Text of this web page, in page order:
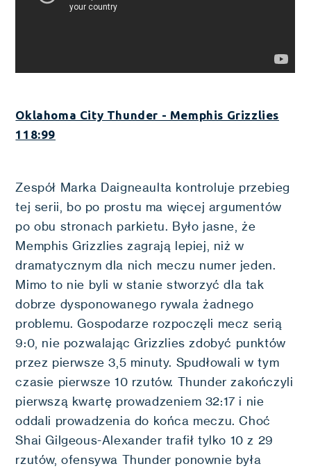
Oklahoma City Thunder - Memphis Grizzlies
118:99
Zespół Marka Daigneaulta kontroluje przebieg
tej serii, bo po prostu ma więcej argumentów
po obu stronach parkietu. Było jasne, że
Memphis Grizzlies zagrają lepiej, niż w
dramatycznym dla nich meczu numer jeden.
Mimo to nie byli w stanie stworzyć dla tak
dobrze dysponowanego rywala żadnego
problemu. Gospodarze rozpoczęli mecz serią
9:0, nie pozwalając Grizzlies zdobyć punktów
przez pierwsze 3,5 minuty. Spudłowali w tym
czasie pierwsze 10 rzutów. Thunder zakończyli
pierwszą kwartę prowadzeniem 32:17 i nie
oddali prowadzenia do końca meczu. Choć
Shai Gilgeous-Alexander trafił tylko 10 z 29
rzutów, ofensywa Thunder ponownie była